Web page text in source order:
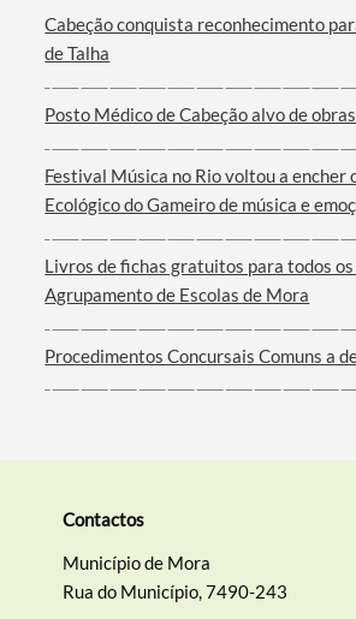
Termo de Pesquisa
Categorias gerais
Filtros
Cabeção conquista reconhecimento
de Talha
Posto Médico de Cabeção alvo de
Festival Música no Rio voltou a encher
Ecológico do Gameiro de música e
Livros de fichas gratuitos para todos os
Agrupamento de Escolas de Mora
Procedimentos Concursais Comuns a
Contactos
Município de Mora
Rua do Município, 7490-243